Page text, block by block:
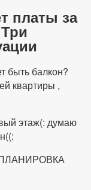
платы за
быть балкон?
квартиры ,
этаж(: думаю